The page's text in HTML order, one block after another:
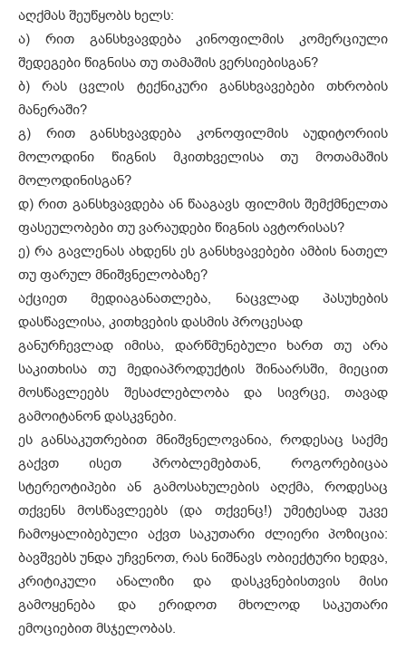
აღქმას შეუწყობს ხელს:
ა) რით განსხვავდება კინოფილმის კომერციული
შედეგები წიგნისა თუ თამაშის ვერსიებისგან?
ბ) რას ცვლის ტექნიკური განსხვავებები თხრობის
მანერაში?
გ) რით განსხვავდება კონოფილმის აუდიტორიის
მოლოდინი წიგნის მკითხველისა თუ მოთამაშის
მოლოდინისგან?
დ) რით განსხვავდება ან წააგავს ფილმის შემქმნელთა
ფასეულობები თუ ვარაუდები წიგნის ავტორისას?
ე) რა გავლენას ახდენს ეს განსხვავებები ამბის ნათელ
თუ ფარულ მნიშვნელობაზე?
აქციეთ მედიაგანათლება, ნაცვლად პასუხების
დასწავლისა, კითხვების დასმის პროცესად
განურჩევლად იმისა, დარწმუნებული ხართ თუ არა
საკითხისა თუ მედიაპროდუქტის შინაარსში, მიეცით
მოსწავლეებს შესაძლებლობა და სივრცე, თავად
გამოიტანონ დასკვნები.
ეს განსაკუთრებით მნიშვნელოვანია, როდესაც საქმე
გაქვთ ისეთ პრობლემებთან, როგორებიცაა
სტერეოტიპები ან გამოსახულების აღქმა, როდესაც
თქვენს მოსწავლეებს (და თქვენც!) უმეტესად უკვე
ჩამოყალიბებული აქვთ საკუთარი ძლიერი პოზიცია:
ბავშვებს უნდა უჩვენოთ, რას ნიშნავს ობიექტური ხედვა,
კრიტიკული ანალიზი და დასკვნებისთვის მისი
გამოყენება და ერიდოთ მხოლოდ საკუთარი
ემოციებით მსჯელობას.